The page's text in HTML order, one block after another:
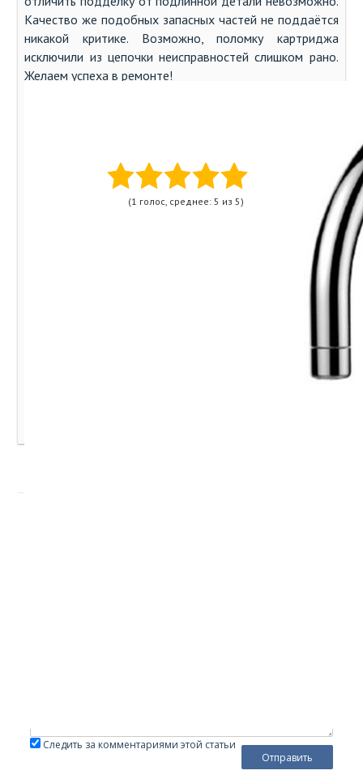
Качество же подобных запасных частей не поддаётся
никакой критике. Возможно, поломку картриджа
исключили из цепочки неисправностей слишком рано.
Желаем успеха в ремонте!
(1 голос, среднее: 5 из 5)
Следить за комментариями этой статьи